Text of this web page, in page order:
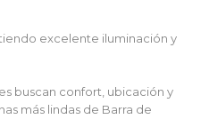
excelente iluminación y
buscan confort, ubicación y
más lindas de Barra de